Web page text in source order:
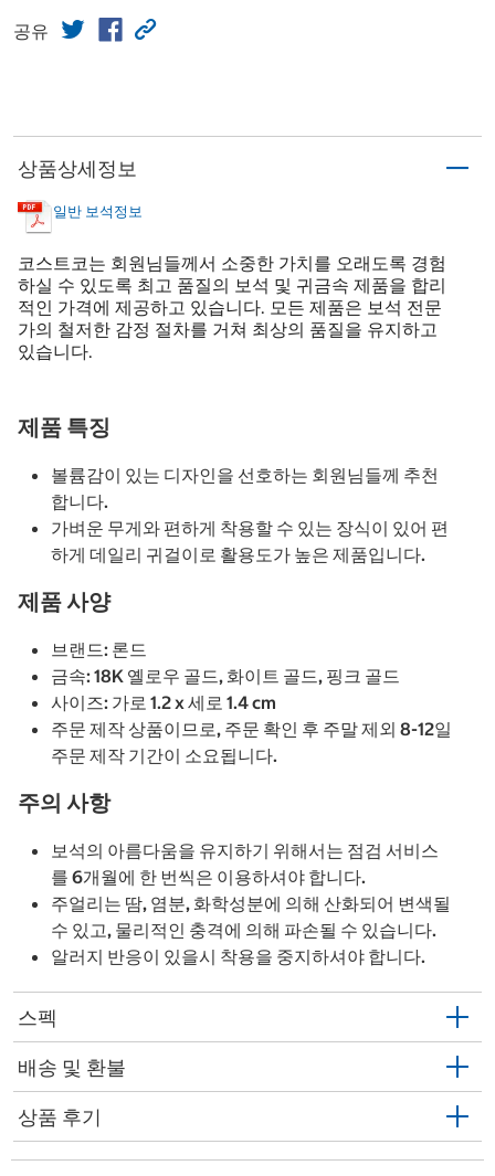
공유
상품상세정보
일반 보석정보
코스트코는 회원님들께서 소중한 가치를 오래도록 경험
하실 수 있도록 최고 품질의 보석 및 귀금속 제품을 합리
적인 가격에 제공하고 있습니다. 모든 제품은 보석 전문
가의 철저한 감정 절차를 거쳐 최상의 품질을 유지하고
있습니다.
제품 특징
볼륨감이 있는 디자인을 선호하는 회원님들께 추천
합니다.
가벼운 무게와 편하게 착용할 수 있는 장식이 있어 편
하게 데일리 귀걸이로 활용도가 높은 제품입니다.
제품 사양
브랜드: 론드
금속: 18K 옐로우 골드, 화이트 골드, 핑크 골드
사이즈: 가로 1.2 x 세로 1.4 cm
주문 제작 상품이므로, 주문 확인 후 주말 제외 8-12일
주문 제작 기간이 소요됩니다.
주의 사항
보석의 아름다움을 유지하기 위해서는 점검 서비스
를 6개월에 한 번씩은 이용하셔야 합니다.
주얼리는 땀, 염분, 화학성분에 의해 산화되어 변색될
수 있고, 물리적인 충격에 의해 파손될 수 있습니다.
알러지 반응이 있을시 착용을 중지하셔야 합니다.
스펙
배송 및 환불
상품 후기